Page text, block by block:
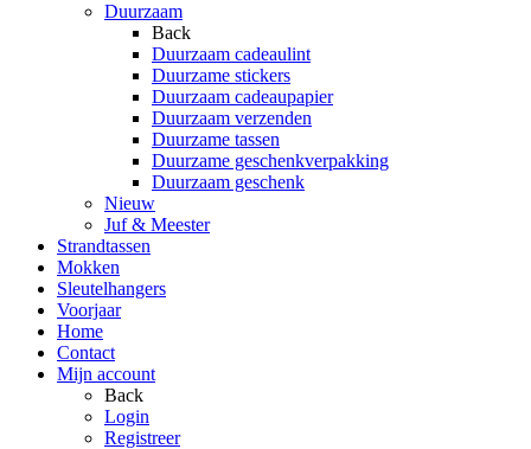
Duurzaam
Back
Duurzaam cadeaulint
Duurzame stickers
Duurzaam cadeaupapier
Duurzaam verzenden
Duurzame tassen
Duurzame geschenkverpakking
Duurzaam geschenk
Nieuw
Juf & Meester
Strandtassen
Mokken
Sleutelhangers
Voorjaar
Home
Contact
Mijn account
Back
Login
Registreer